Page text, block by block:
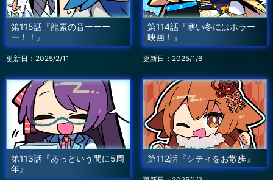
第115話『龍素の音ーーー
ー！！』
更新日：2025/2/11
第114話『寒い冬にはホラー
映画！』
更新日：2025/1/6
第113話『あっという間に5周
年』
第112話『シティをお散歩』